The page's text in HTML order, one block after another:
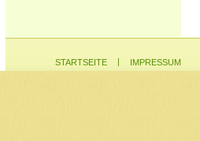
STARTSEITE | IMPRESSUM